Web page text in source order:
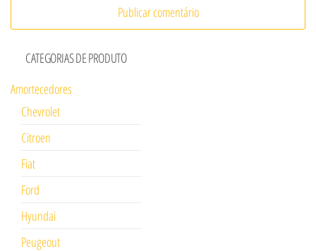
CATEGORIAS DE PRODUTO
Amortecedores
Chevrolet
Citroen
Fiat
Ford
Hyundai
Peugeout